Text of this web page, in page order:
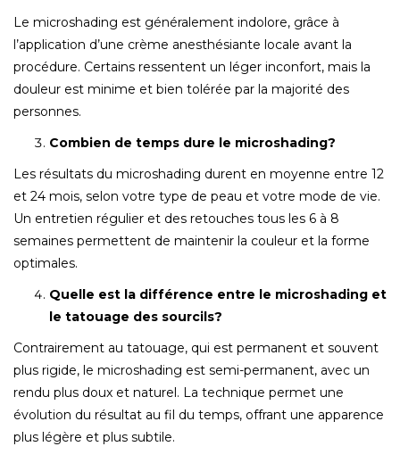
Le microshading est généralement indolore, grâce à
l’application d’une crème anesthésiante locale avant la
procédure. Certains ressentent un léger inconfort, mais la
douleur est minime et bien tolérée par la majorité des
personnes.
Combien de temps dure le microshading?
Les résultats du microshading durent en moyenne entre 12
et 24 mois, selon votre type de peau et votre mode de vie.
Un entretien régulier et des retouches tous les 6 à 8
semaines permettent de maintenir la couleur et la forme
optimales.
Quelle est la différence entre le microshading et
le tatouage des sourcils?
Contrairement au tatouage, qui est permanent et souvent
plus rigide, le microshading est semi-permanent, avec un
rendu plus doux et naturel. La technique permet une
évolution du résultat au fil du temps, offrant une apparence
plus légère et plus subtile.